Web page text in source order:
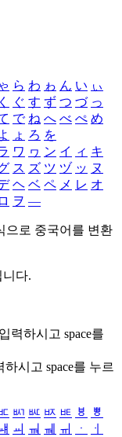
ら わ ゎ ん い ぃ
く ぐ す ず つ づ っ
で ね へ べ ぺ め
ょ ろ を
ワ ヮ ン イ ィ キ
ス ズ ツ ヅ ッ ヌ
ヘ ベ ペ メ レ オ
ロ ヲ ―
으로 중국어를 변환
다.
력하시고 space를
하시고 space를 누르
ㅴ ㅵ ㅶ ㅷ ㅸ
ㅹ
ㆉ ㆊ ㆋ ㆌ ㆍ
ㆎ